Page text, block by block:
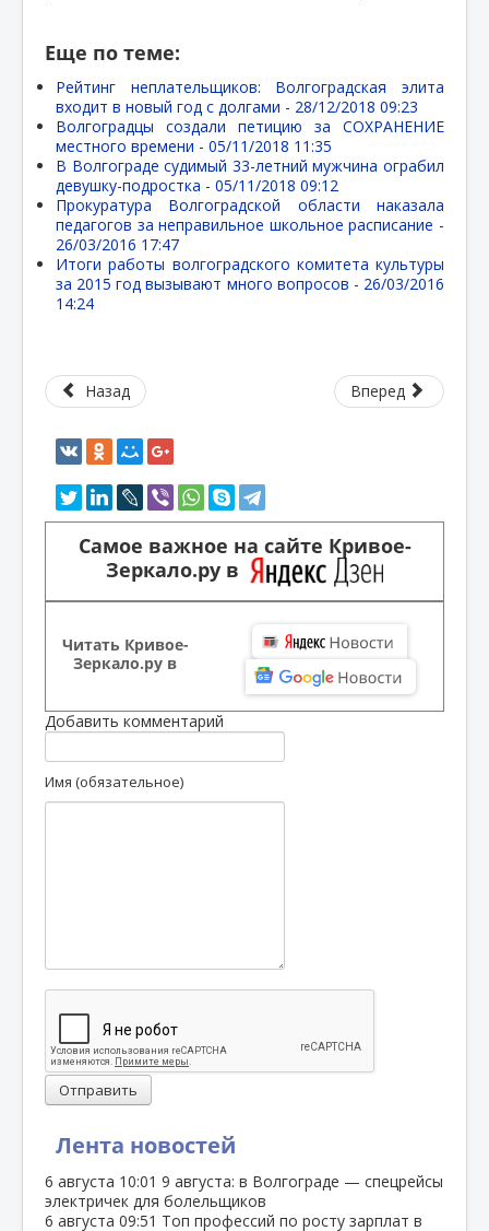
Лента новостей
6 августа 10:01 9 августа: в Волгограде — спецрейсы
электричек для болельщиков
6 августа 09:51 Топ профессий по росту зарплат в
Еще по теме:
Рейтинг неплательщиков: Волгоградская элита
входит в новый год с долгами - 28/12/2018 09:23
Волгоградцы создали петицию за СОХРАНЕНИЕ
местного времени - 05/11/2018 11:35
В Волгограде судимый 33-летний мужчина ограбил
девушку-подростка - 05/11/2018 09:12
Прокуратура Волгоградской области наказала
педагогов за неправильное школьное расписание -
26/03/2016 17:47
Итоги работы волгоградского комитета культуры
за 2015 год вызывают много вопросов - 26/03/2016
14:24
Назад Вперед
Самое важное на сайте Кривое-
Зеркало.ру в
Читать Кривое-
Зеркало.ру в
Добавить комментарий
Имя (обязательное)
Отправить